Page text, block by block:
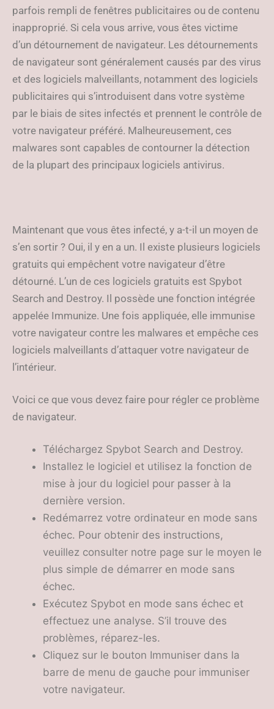
parfois rempli de fenêtres publicitaires ou de contenu
inapproprié. Si cela vous arrive, vous êtes victime
d’un détournement de navigateur. Les détournements
de navigateur sont généralement causés par des virus
et des logiciels malveillants, notamment des logiciels
publicitaires qui s’introduisent dans votre système
par le biais de sites infectés et prennent le contrôle de
votre navigateur préféré. Malheureusement, ces
malwares sont capables de contourner la détection
de la plupart des principaux logiciels antivirus.
Maintenant que vous êtes infecté, y a-t-il un moyen de
s’en sortir ? Oui, il y en a un. Il existe plusieurs logiciels
gratuits qui empêchent votre navigateur d’être
détourné. L’un de ces logiciels gratuits est Spybot
Search and Destroy. Il possède une fonction intégrée
appelée Immunize. Une fois appliquée, elle immunise
votre navigateur contre les malwares et empêche ces
logiciels malveillants d’attaquer votre navigateur de
l’intérieur.
Voici ce que vous devez faire pour régler ce problème
de navigateur.
Téléchargez Spybot Search and Destroy.
Installez le logiciel et utilisez la fonction de
mise à jour du logiciel pour passer à la
dernière version.
Redémarrez votre ordinateur en mode sans
échec. Pour obtenir des instructions,
veuillez consulter notre page sur le moyen le
plus simple de démarrer en mode sans
échec.
Exécutez Spybot en mode sans échec et
effectuez une analyse. S’il trouve des
problèmes, réparez-les.
Cliquez sur le bouton Immuniser dans la
barre de menu de gauche pour immuniser
votre navigateur.